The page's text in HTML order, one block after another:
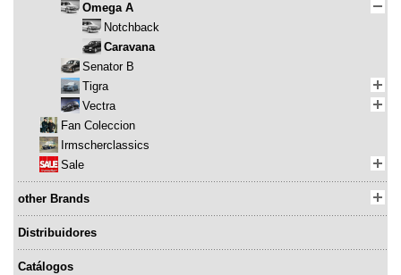
Omega A
Notchback
Caravana
Senator B
Tigra
Vectra
Fan Coleccion
Irmscherclassics
Sale
other Brands
Distribuidores
Catálogos